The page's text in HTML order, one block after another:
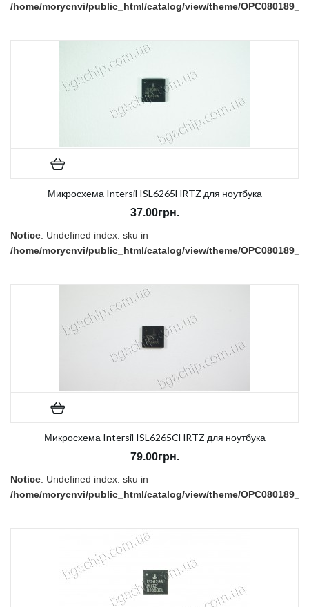
/home/morycnvi/public_html/catalog/view/theme/
Микросхема Intersil ISL6265HRTZ для ноутбука
37.00грн.
Notice: Undefined index: sku in
/home/morycnvi/public_html/catalog/view/theme/
Микросхема Intersil ISL6265CHRTZ для ноутбука
79.00грн.
Notice: Undefined index: sku in
/home/morycnvi/public_html/catalog/view/theme/